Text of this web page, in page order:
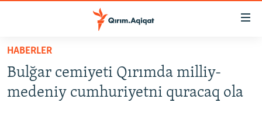
Esas
qaytmaq
Baş
navigatsiyağa
HABERLER
SİYASET
İQTİSADİYAT
HABERLER
Bulğar cemiyeti Qırımda milliy-
medeniy cumhuriyetni quracaq ola